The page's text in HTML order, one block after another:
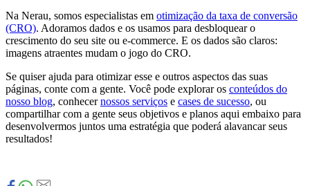
Na Nerau, somos especialistas em otimização da taxa de conversão
(CRO). Adoramos dados e os usamos para desbloquear o
crescimento do seu site ou e-commerce. E os dados são claros:
imagens atraentes mudam o jogo do CRO.
Se quiser ajuda para otimizar esse e outros aspectos das suas
páginas, conte com a gente. Você pode explorar os conteúdos do
nosso blog, conhecernossos serviços e cases de sucesso, ou
compartilhar com a gente seus objetivos e planos aqui embaixo para
desenvolvermos juntos uma estratégia que poderá alavancar seus
resultados!